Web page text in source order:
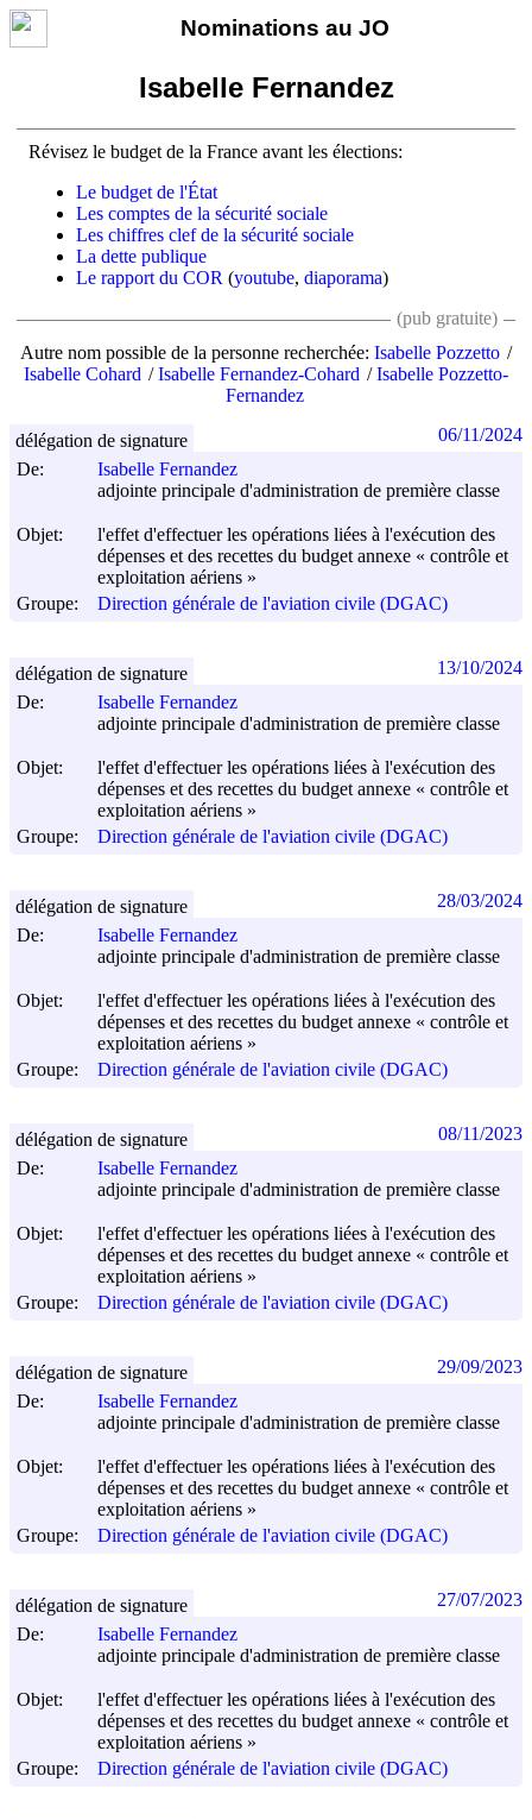
Nominations au JO
Isabelle Fernandez
Révisez le budget de la France avant les élections:
Le budget de l'État
Les comptes de la sécurité sociale
Les chiffres clef de la sécurité sociale
La dette publique
Le rapport du COR (youtube, diaporama)
(pub gratuite)
Autre nom possible de la personne recherchée: Isabelle Pozzetto
Isabelle Cohard
Isabelle Fernandez-Cohard
Isabelle Pozzetto-
Fernandez
De:
Isabelle Fernandez
adjointe principale d'administration de première classe
Objet:
l'effet d'effectuer les opérations liées à l'exécution des
dépenses et des recettes du budget annexe « contrôle et
exploitation aériens »
Groupe:
Direction générale de l'aviation civile (DGAC)
délégation de signature 06/11/2024
De:
Isabelle Fernandez
adjointe principale d'administration de première classe
Objet:
l'effet d'effectuer les opérations liées à l'exécution des
dépenses et des recettes du budget annexe « contrôle et
exploitation aériens »
Groupe:
Direction générale de l'aviation civile (DGAC)
délégation de signature 13/10/2024
De:
Isabelle Fernandez
adjointe principale d'administration de première classe
Objet:
l'effet d'effectuer les opérations liées à l'exécution des
dépenses et des recettes du budget annexe « contrôle et
exploitation aériens »
Groupe:
Direction générale de l'aviation civile (DGAC)
délégation de signature 28/03/2024
De:
Isabelle Fernandez
adjointe principale d'administration de première classe
Objet:
l'effet d'effectuer les opérations liées à l'exécution des
dépenses et des recettes du budget annexe « contrôle et
exploitation aériens »
Groupe:
Direction générale de l'aviation civile (DGAC)
délégation de signature 08/11/2023
De:
Isabelle Fernandez
adjointe principale d'administration de première classe
Objet:
l'effet d'effectuer les opérations liées à l'exécution des
dépenses et des recettes du budget annexe « contrôle et
exploitation aériens »
Groupe:
Direction générale de l'aviation civile (DGAC)
délégation de signature 29/09/2023
De:
Isabelle Fernandez
adjointe principale d'administration de première classe
Objet:
l'effet d'effectuer les opérations liées à l'exécution des
dépenses et des recettes du budget annexe « contrôle et
exploitation aériens »
Groupe:
Direction générale de l'aviation civile (DGAC)
délégation de signature 27/07/2023